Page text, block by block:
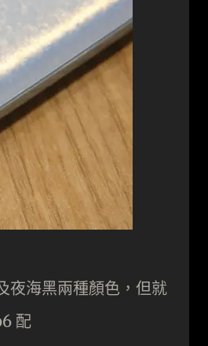
夜海黑兩種顏色，但就
配